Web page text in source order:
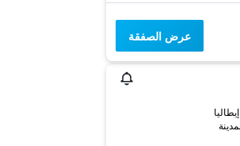
عرض الصفقة